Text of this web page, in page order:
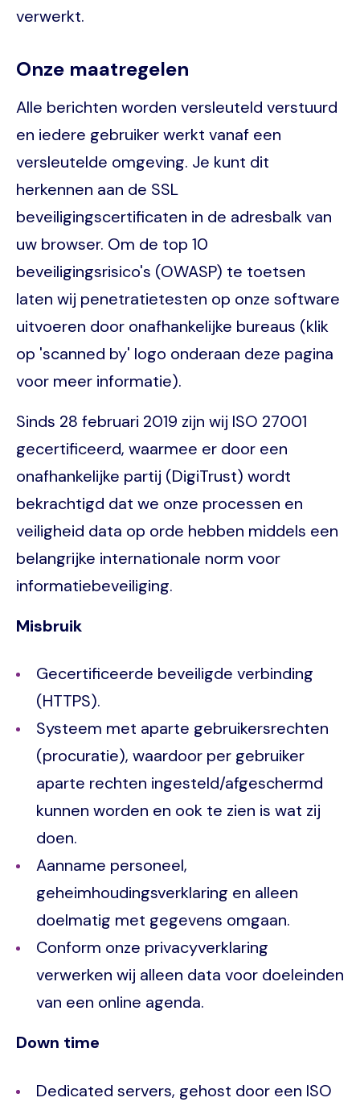
verwerkt.
Onze maatregelen
Alle berichten worden versleuteld verstuurd
en iedere gebruiker werkt vanaf een
versleutelde omgeving. Je kunt dit
herkennen aan de SSL
beveiligingscertificaten in de adresbalk van
uw browser. Om de top 10
beveiligingsrisico's (OWASP) te toetsen
laten wij penetratietesten op onze software
uitvoeren door onafhankelijke bureaus (klik
op 'scanned by' logo onderaan deze pagina
voor meer informatie).
Sinds 28 februari 2019 zijn wij ISO 27001
gecertificeerd, waarmee er door een
onafhankelijke partij (DigiTrust) wordt
bekrachtigd dat we onze processen en
veiligheid data op orde hebben middels een
belangrijke internationale norm voor
informatiebeveiliging.
Misbruik
Gecertificeerde beveiligde verbinding
(HTTPS).
Systeem met aparte gebruikersrechten
(procuratie), waardoor per gebruiker
aparte rechten ingesteld/afgeschermd
kunnen worden en ook te zien is wat zij
doen.
Aanname personeel,
geheimhoudingsverklaring en alleen
doelmatig met gegevens omgaan.
Conform onze privacyverklaring
verwerken wij alleen data voor doeleinden
van een online agenda.
Down time
Dedicated servers, gehost door een ISO